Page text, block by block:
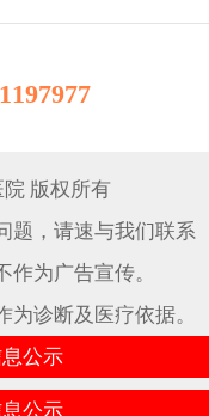
版权所有
题，请速与我们联系
为广告宣传。
诊断及医疗依据。
公示
公示